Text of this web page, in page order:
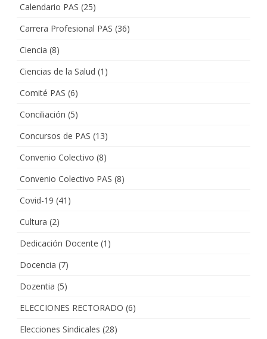
Calendario PAS (25)
Carrera Profesional PAS (36)
Ciencia (8)
Ciencias de la Salud (1)
Comité PAS (6)
Conciliación (5)
Concursos de PAS (13)
Convenio Colectivo (8)
Convenio Colectivo PAS (8)
Covid-19 (41)
Cultura (2)
Dedicación Docente (1)
Docencia (7)
Dozentia (5)
ELECCIONES RECTORADO (6)
Elecciones Sindicales (28)